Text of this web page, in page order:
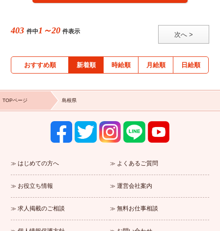
403 件中1～20 件表示 次へ >
おすすめ順 新着順 時給順 月給順 日給順
TOPページ 島根県
はじめての方へ よくあるご質問
お役立ち情報 運営会社案内
求人掲載のご相談 無料お仕事相談